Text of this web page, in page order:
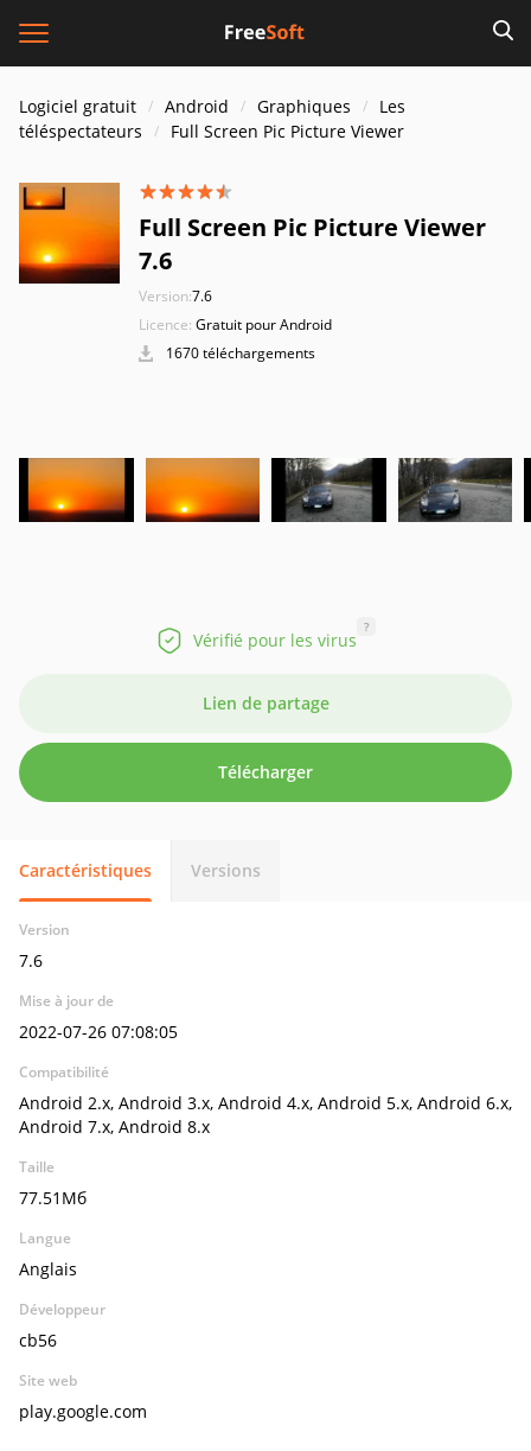
Logiciel gratuit Android Graphiques
Les
téléspectateurs
Full Screen Pic Picture Viewer
Full Screen Pic Picture Viewer
7.6
Version:7.6
Licence: Gratuit pour Android
1670 téléchargements
Vérifié pour les virus
?
Lien de partage
Télécharger
Caractéristiques Versions
Version
7.6
Mise à jour de
2022-07-26 07:08:05
Compatibilité
Android 2.x, Android 3.x, Android 4.x, Android 5.x, Android 6.x,
Android 7.x, Android 8.x
Taille
77.51Мб
Langue
Anglais
Développeur
cb56
Site web
play.google.com